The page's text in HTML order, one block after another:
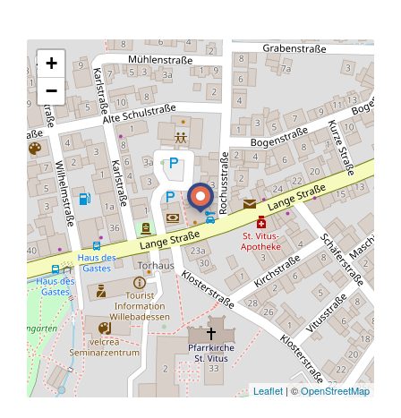
+
−
Leaflet | ©OpenStreetMap